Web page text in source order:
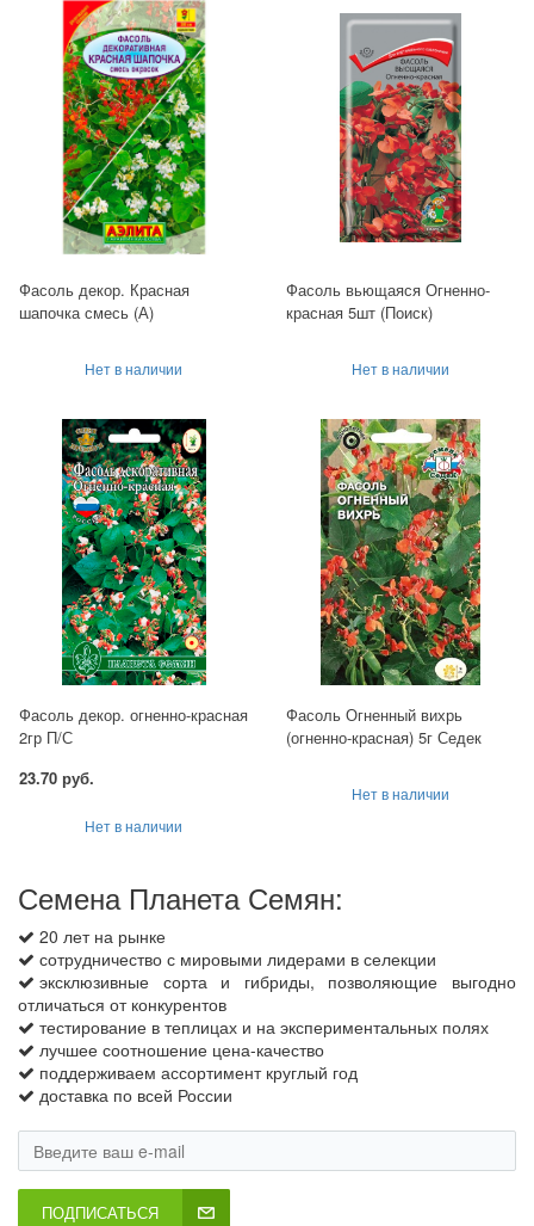
Фасоль декор. Красная
шапочка смесь (А)
Нет в наличии
Фасоль вьющаяся Огненно-
красная 5шт (Поиск)
Нет в наличии
Фасоль декор. огненно-красная
2гр П/С
23.70 руб.
Нет в наличии
Фасоль Огненный вихрь
(огненно-красная) 5г Седек
Нет в наличии
Семена Планета Семян:
20 лет на рынке
сотрудничество с мировыми лидерами в селекции
эксклюзивные сорта и гибриды, позволяющие выгодно
отличаться от конкурентов
тестирование в теплицах и на экспериментальных полях
лучшее соотношение цена-качество
поддерживаем ассортимент круглый год
доставка по всей России
ПОДПИСАТЬСЯ